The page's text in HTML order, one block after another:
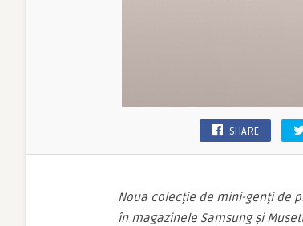
SHARE
Noua colecție de mini-genți de
în magazinele Samsung și